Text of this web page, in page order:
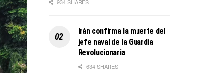
934 SHARES
Irán confirma la muerte del
jefe naval de la Guardia
Revolucionaria
634 SHARES